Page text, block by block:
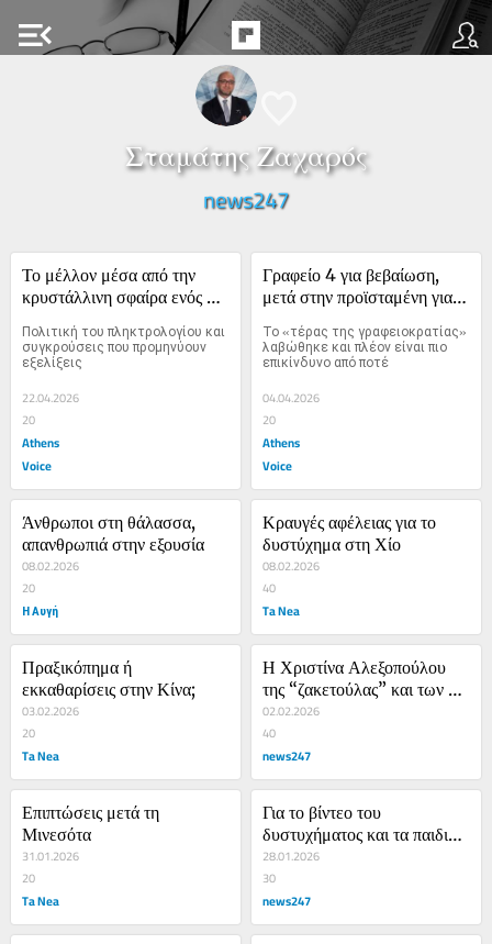
menu_open
Σταμάτης Ζαχαρός
news247
Το μέλλον μέσα από την
κρυστάλλινη σφαίρα ενός
Πολιτική του πληκτρολογίου και
συγκρούσεις που προμηνύουν
εξελίξεις
22.04.2026
20
Athens
Voice
Γραφείο 4 για βεβαίωση,
μετά στην προϊσταμένη για
Το «τέρας της γραφειοκρατίας»
λαβώθηκε και πλέον είναι πιο
επικίνδυνο από ποτέ
04.04.2026
20
Athens
Voice
Άνθρωποι στη θάλασσα,
απανθρωπιά στην εξουσία
08.02.2026
20
Η Αυγή
Κραυγές αφέλειας για το
δυστύχημα στη Χίο
08.02.2026
40
Ta Nea
Πραξικόπημα ή
εκκαθαρίσεις στην Κίνα;
03.02.2026
20
Ta Nea
Η Χριστίνα Αλεξοπούλου
της “ζακετούλας” και των
20 ακινήτων
02.02.2026
40
news247
Επιπτώσεις μετά τη
Μινεσότα
31.01.2026
20
Ta Nea
Για το βίντεο του
δυστυχήματος και τα παιδιά
του ΠΑΟΚ
28.01.2026
30
news247